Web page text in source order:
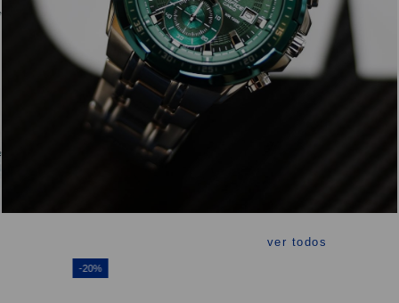
ver todos
-20%